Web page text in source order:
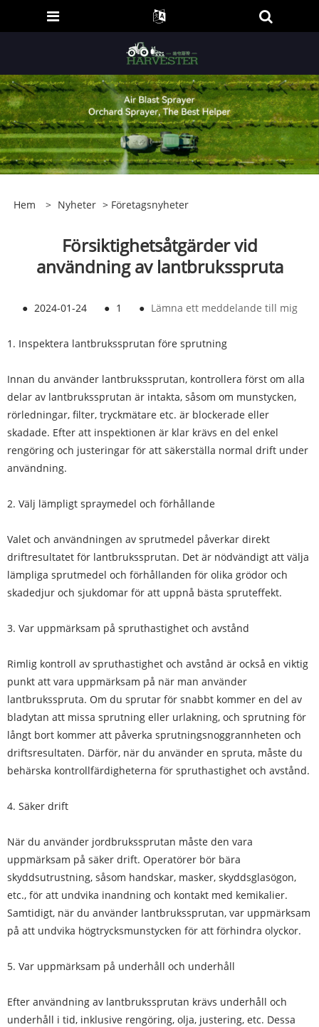
Hem > Nyheter > Företagsnyheter
Försiktighetsåtgärder vid
användning av lantbruksspruta
● 2024-01-24 ● 1 ● Lämna ett meddelande till mig
1. Inspektera lantbrukssprutan före sprutning
Innan du använder lantbrukssprutan, kontrollera först om alla
delar av lantbrukssprutan är intakta, såsom om munstycken,
rörledningar, filter, tryckmätare etc. är blockerade eller
skadade. Efter att inspektionen är klar krävs en del enkel
rengöring och justeringar för att säkerställa normal drift under
användning.
2. Välj lämpligt spraymedel och förhållande
Valet och användningen av sprutmedel påverkar direkt
driftresultatet för lantbrukssprutan. Det är nödvändigt att välja
lämpliga sprutmedel och förhållanden för olika grödor och
skadedjur och sjukdomar för att uppnå bästa spruteffekt.
3. Var uppmärksam på spruthastighet och avstånd
Rimlig kontroll av spruthastighet och avstånd är också en viktig
punkt att vara uppmärksam på när man använder
lantbruksspruta. Om du sprutar för snabbt kommer en del av
bladytan att missa sprutning eller urlakning, och sprutning för
långt bort kommer att påverka sprutningsnoggrannheten och
driftsresultaten. Därför, när du använder en spruta, måste du
behärska kontrollfärdigheterna för spruthastighet och avstånd.
4. Säker drift
När du använder jordbrukssprutan måste den vara
uppmärksam på säker drift. Operatörer bör bära
skyddsutrustning, såsom handskar, masker, skyddsglasögon,
etc., för att undvika inandning och kontakt med kemikalier.
Samtidigt, när du använder lantbrukssprutan, var uppmärksam
på att undvika högtrycksmunstycken för att förhindra olyckor.
5. Var uppmärksam på underhåll och underhåll
Efter användning av lantbrukssprutan krävs underhåll och
underhåll i tid, inklusive rengöring, olja, justering, etc. Dessa